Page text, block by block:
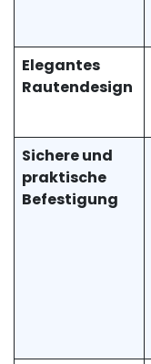
Elegantes
Rautendesign
Sichere und
praktische
Befestigung